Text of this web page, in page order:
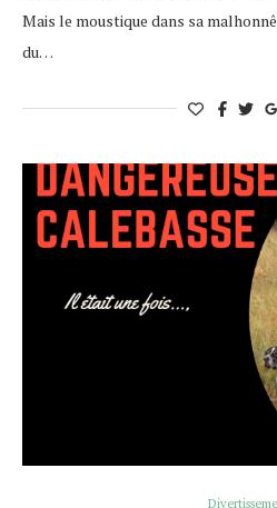
Mais le moustique dans sa
du…